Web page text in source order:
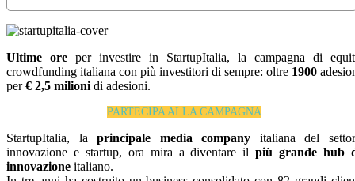
Ultime ore per investire in StartupItalia, la campagna di
crowdfunding italiana con più investitori di sempre: oltre 1900
per€ 2,5 milioni di adesioni.
PARTECIPA ALLA CAMPAGNA
StartupItalia, laprincipale media company italiana del
innovazione e startup, ora mira a diventare il più grande hub
innovazione italiano.